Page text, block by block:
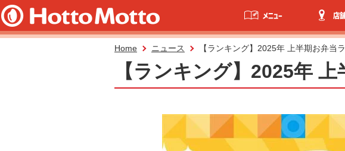
メニュー 店
Home ニュース 【ランキング】2025年 上半期お弁当
【ランキング】2025年